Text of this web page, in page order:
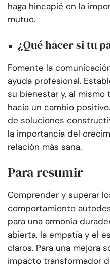
haga hincapié en la
mutuo.
¿Qué hacer si tu
Fomente la
ayuda profesional.
su bienestar y, al mismo
hacia un cambio
de soluciones
la importancia del
relación más sana.
Para resumir
Comprender y superar
comportamiento
para una armonía
abierta, la empatía y el
claros. Para una mejora
impacto transformador